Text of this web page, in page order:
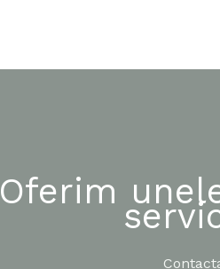
Oferim